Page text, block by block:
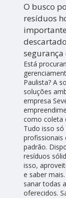
O busco
resíduos
segurança
Está
Paulista? A
soluções
empresa
como coleta
Tudo isso
profissionais
padrão.
resíduos
isso,
e saber
sanar todas
oferecidos.